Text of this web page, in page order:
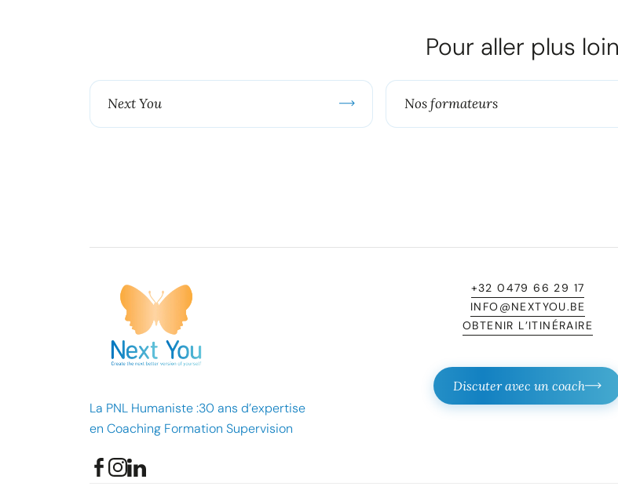
Pour aller plus
Next You Nos formateurs
La PNL Humaniste :30 ans d’expertise
en Coaching Formation Supervision
+32 0479 66 29 17
INFO@NEXTYOU.BE
OBTENIR L’ITINÉRAIRE
Discuter avec un coach